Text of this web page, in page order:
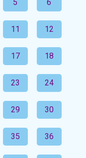
5 6
11 12
17 18
23 24
29 30
35 36